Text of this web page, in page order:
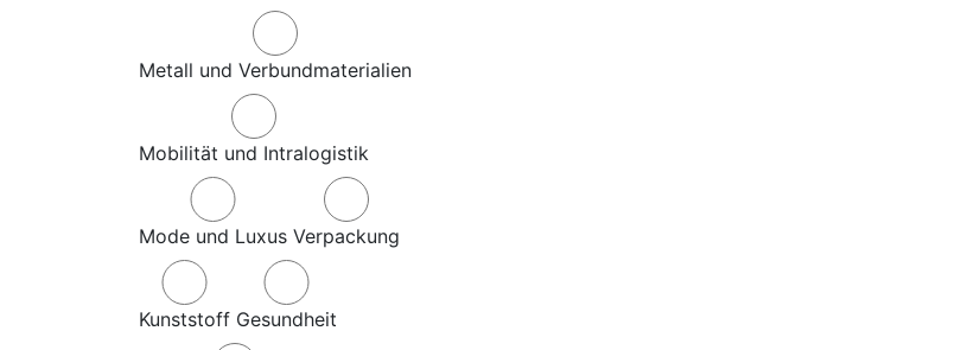
Metall und Verbundmaterialien
Mobilität und Intralogistik
Mode und Luxus Verpackung
Kunststoff Gesundheit